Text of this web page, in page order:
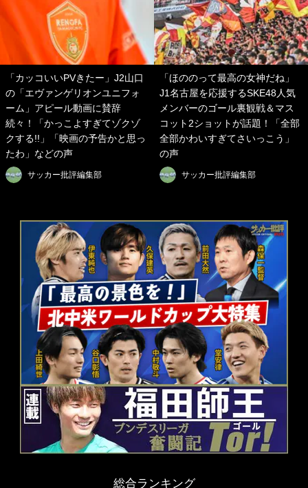
「カッコいいPVきたー」J2山口
の「エヴァンゲリオンユニフォ
ーム」アピール動画に賛辞
続々！「かっこよすぎてゾクゾ
クする!!」「映画の予告かと思っ
たわ」などの声
サッカー批評編集部
「ほののって最高の女神だね」
J1名古屋を応援するSKE48人気
メンバーのゴール裏観戦＆マス
コット2ショットが話題！「全部
全部かわいすぎてさいっこう」
の声
サッカー批評編集部
総合ランキング